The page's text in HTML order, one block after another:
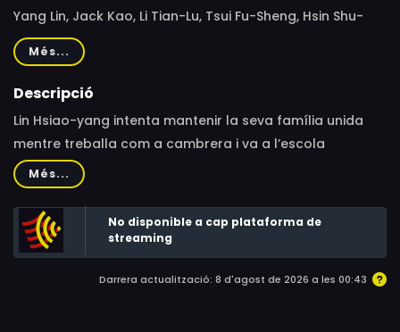
Yang Lin, Jack Kao, Li Tian-Lu, Tsui Fu-Sheng, Hsin Shu-
Fen, Grace Chen Shu-Fang, Wu Nien-jen, Lin Ju, Yu An-
Shun, Sit Chi-Jing, Vega Tsai, Ju Lin, Chih-Cheng Hsueh,
Yang Fan
Més...
Descripció
Lin Hsiao-yang intenta mantenir la seva família unida
mentre treballa com a cambrera i va a l’escola
nocturna. La seva mare i el seu germà gran són morts. El
seu pare treballa fora de la ciutat.
Més...
No disponible a cap plataforma de
streaming
Darrera actualització: 8 d'agost de 2026 a les 00:43